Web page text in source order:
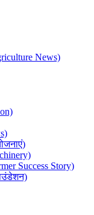
News)
Success Story)